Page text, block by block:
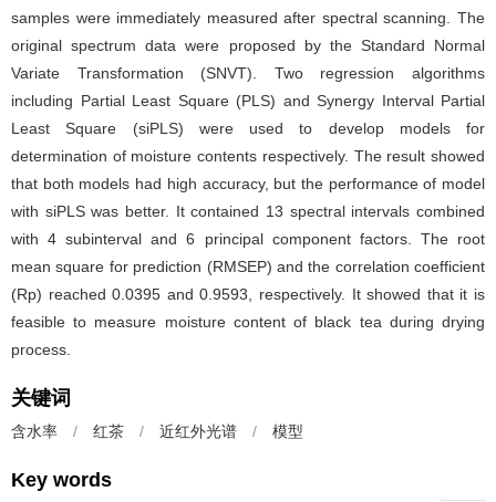
samples were immediately measured after spectral scanning. The
original spectrum data were proposed by the Standard Normal
Variate Transformation (SNVT). Two regression algorithms
including Partial Least Square (PLS) and Synergy Interval Partial
Least Square (siPLS) were used to develop models for
determination of moisture contents respectively. The result showed
that both models had high accuracy, but the performance of model
with siPLS was better. It contained 13 spectral intervals combined
with 4 subinterval and 6 principal component factors. The root
mean square for prediction (RMSEP) and the correlation coefficient
(Rp) reached 0.0395 and 0.9593, respectively. It showed that it is
feasible to measure moisture content of black tea during drying
process.
关键词
含水率 / 红茶 / 近红外光谱 / 模型
Key words